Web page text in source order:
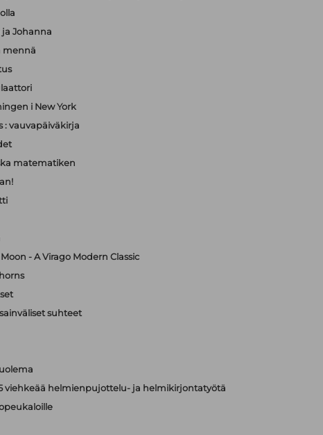
Johanna
mennä
i New York
: vauvapäiväkirja
matematiken
- A Virago Modern Classic
suhteet
viehkeää helmienpujottelu- ja helmikirjontatyötä